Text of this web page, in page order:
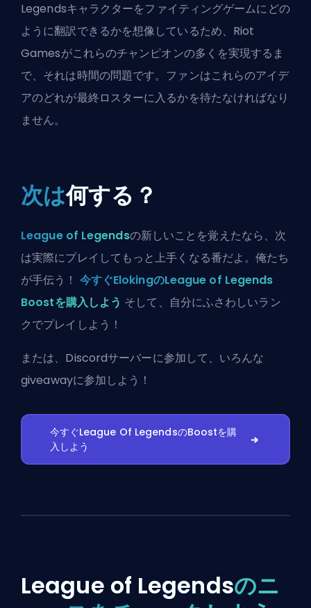
Legendsキャラクターをファイティングゲームにどの
ように翻訳できるかを想像しているため、 Riot
Gamesがこれらのチャンピオンの多くを実現するま
で、それは時間の問題です。ファンはこれらのアイデ
アのどれが最終ロスターに入るかを待たなければなり
ません。
次は何する？
League of Legendsの新しいことを覚えたなら、次
は実際にプレイしてもっと上手くなる番だよ。俺たち
が手伝う！ 今すぐElokingのLeague of Legends
Boostを購入しよう そして、自分にふさわしいラン
クでプレイしよう！
または、 Discordサーバーに参加して、いろんな
giveawayに参加しよう！
今すぐLeague Of LegendsのBoostを購
入しよう
League of Legendsのニ